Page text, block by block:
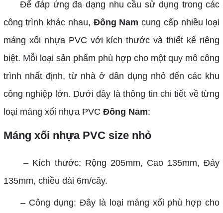
Để đáp ứng đa dạng nhu cầu sử dụng trong các
công trình khác nhau, Đông Nam cung cấp nhiều loại
máng xối nhựa PVC với kích thước và thiết kế riêng
biệt. Mỗi loại sản phẩm phù hợp cho một quy mô công
trình nhất định, từ nhà ở dân dụng nhỏ đến các khu
công nghiệp lớn. Dưới đây là thông tin chi tiết về từng
loại máng xối nhựa PVC Đông Nam:
Máng xối nhựa PVC size nhỏ
– Kích thước: Rộng 205mm, Cao 135mm, Đáy
135mm, chiều dài 6m/cây.
– Công dụng: Đây là loại máng xối phù hợp cho